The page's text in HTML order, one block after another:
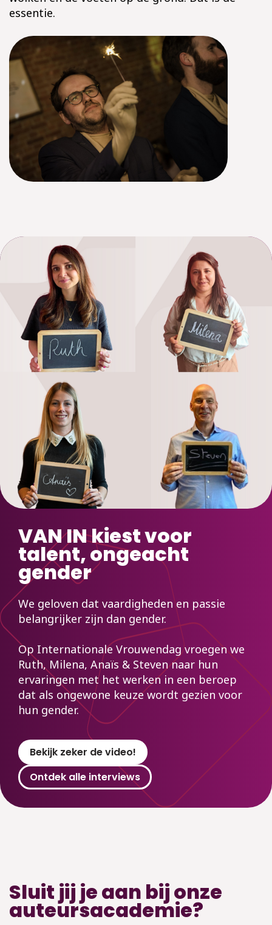
essentie.
VAN IN kiest voor
talent, ongeacht
gender
We geloven dat vaardigheden en passie
belangrijker zijn dan gender.
Op Internationale Vrouwendag vroegen we
Ruth, Milena, Anaïs & Steven naar hun
ervaringen met het werken in een beroep
dat als ongewone keuze wordt gezien voor
hun gender.
Bekijk zeker de video!
Ontdek alle interviews
Sluit jij je aan bij onze
auteursacademie?